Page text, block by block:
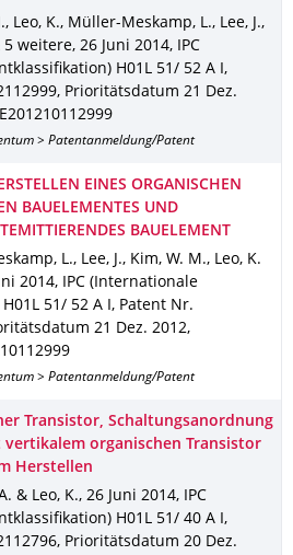
Leo, K., Müller-Meskamp, L., Lee, J.,
5 weitere, 26 Juni 2014,
IPC
H01L 51/ 52 A I ,
, Prioritätsdatum 21 Dez.
> Patentanmeldung/Patent
EINES ORGANISCHEN
BAUELEMENTES UND
BAUELEMENT
L., Lee, J., Kim, W. M., Leo, K.
2014,
IPC (Internationale
51/ 52 A I , Patent Nr.
21 Dez. 2012,
> Patentanmeldung/Patent
Transistor, Schaltungsanordnung
organischen Transistor
Herstellen
& Leo, K., 26 Juni 2014,
IPC
H01L 51/ 40 A I ,
, Prioritätsdatum 20 Dez.